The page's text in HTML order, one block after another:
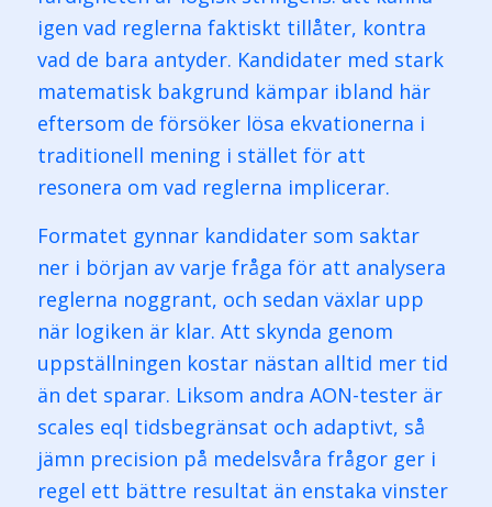
igen vad reglerna faktiskt tillåter, kontra
vad de bara antyder. Kandidater med stark
matematisk bakgrund kämpar ibland här
eftersom de försöker lösa ekvationerna i
traditionell mening i stället för att
resonera om vad reglerna implicerar.
Formatet gynnar kandidater som saktar
ner i början av varje fråga för att analysera
reglerna noggrant, och sedan växlar upp
när logiken är klar. Att skynda genom
uppställningen kostar nästan alltid mer tid
än det sparar. Liksom andra AON-tester är
scales eql tidsbegränsat och adaptivt, så
jämn precision på medelsvåra frågor ger i
regel ett bättre resultat än enstaka vinster